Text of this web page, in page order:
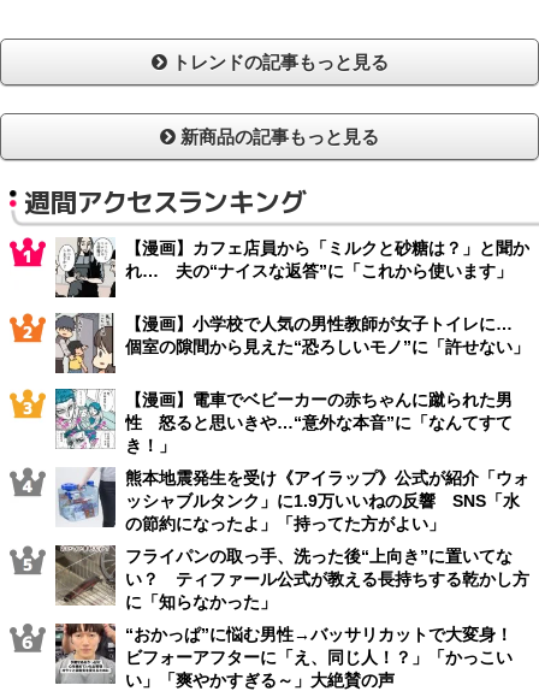
トレンドの記事もっと見る
新商品の記事もっと見る
週間アクセスランキング
【漫画】カフェ店員から「ミルクと砂糖は？」と聞か
れ… 夫の“ナイスな返答”に「これから使います」
【漫画】小学校で人気の男性教師が女子トイレに…
個室の隙間から見えた“恐ろしいモノ”に「許せない」
【漫画】電車でベビーカーの赤ちゃんに蹴られた男
性 怒ると思いきや…“意外な本音”に「なんてすて
き！」
熊本地震発生を受け《アイラップ》公式が紹介「ウォ
ッシャブルタンク」に1.9万いいねの反響 SNS「水
の節約になったよ」「持ってた方がよい」
フライパンの取っ手、洗った後“上向き”に置いてな
い？ ティファール公式が教える長持ちする乾かし方
に「知らなかった」
“おかっぱ”に悩む男性→バッサリカットで大変身！
ビフォーアフターに「え、同じ人！？」「かっこい
い」「爽やかすぎる～」大絶賛の声